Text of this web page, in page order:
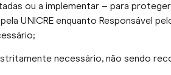
ou a implementar – para
UNICRE enquanto Responsável
necessário, não sendo